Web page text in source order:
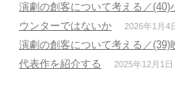
演劇の創客について考える／
ウンターではないか
2026年1月4
演劇の創客について考える／
代表作を紹介する
2025年12月1日